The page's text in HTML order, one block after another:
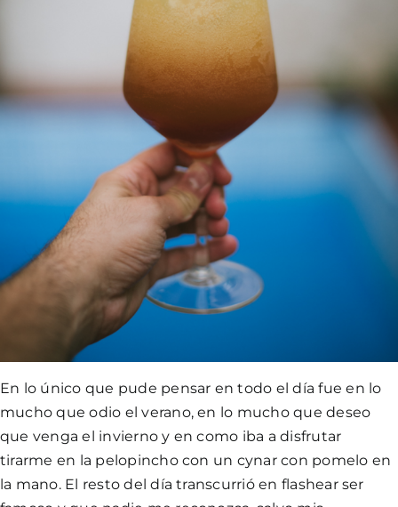
En lo único que pude pensar en todo el día fue en lo
mucho que odio el verano, en lo mucho que deseo
que venga el invierno y en como iba a disfrutar
tirarme en la pelopincho con un cynar con pomelo en
la mano. El resto del día transcurrió en flashear ser